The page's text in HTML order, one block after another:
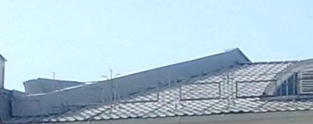
КОМСОМОЛЬСКАЯ, Д.20
Ярославская обл
Получить контакты
Посмотреть на карте
Центр, ул. Комсомольская, д.20, торговые помещения на 1, 2 и
3 этаже торгового центра, от 170м2, 1 линия, отдельный вход,